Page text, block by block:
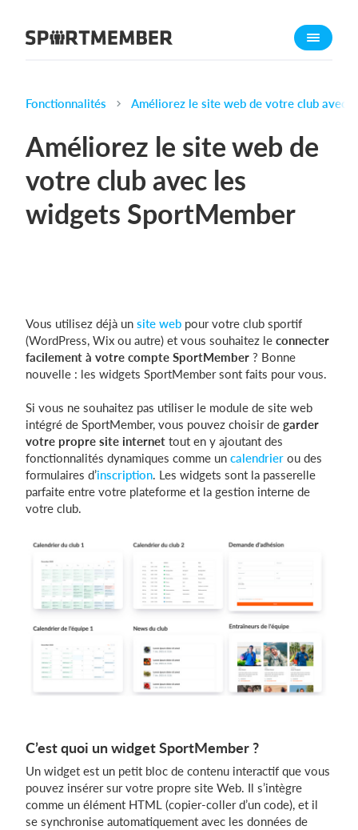
À propos de sportmember
Fonctionnalités
Calendrier sportif
Collecte de cotisations
Combien ça coûte ?
Français
Se connecter
Fonctionnalités Améliorez le site web de votre club avec
Améliorez le site web de
votre club avec les
widgets SportMember
Vous utilisez déjà un site web pour votre club sportif
(WordPress, Wix ou autre) et vous souhaitez le connecter
facilement à votre compte SportMember ? Bonne
nouvelle : les widgets SportMember sont faits pour vous.
Si vous ne souhaitez pas utiliser le module de site web
intégré de SportMember, vous pouvez choisir de garder
votre propre site internet tout en y ajoutant des
fonctionnalités dynamiques comme un calendrier ou des
formulaires d’inscription. Les widgets sont la passerelle
parfaite entre votre plateforme et la gestion interne de
votre club.
C’est quoi un widget SportMember ?
Un widget est un petit bloc de contenu interactif que vous
pouvez insérer sur votre propre site Web. Il s’intègre
comme un élément HTML (copier-coller d’un code), et il
se synchronise automatiquement avec les données de